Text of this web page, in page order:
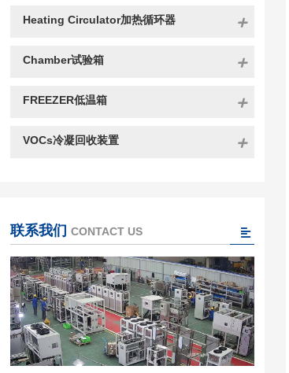
Heating Circulator加热循环器
Chamber试验箱
FREEZER低温箱
VOCs冷凝回收装置
联系我们 CONTACT US